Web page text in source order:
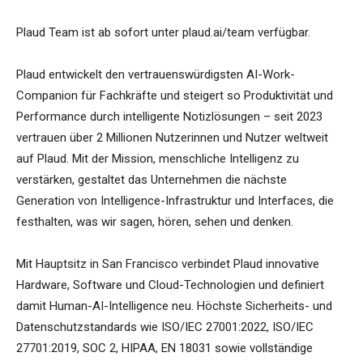
Plaud Team ist ab sofort unter plaud.ai/team verfügbar.
Plaud entwickelt den vertrauenswürdigsten AI-Work-
Companion für Fachkräfte und steigert so Produktivität und
Performance durch intelligente Notizlösungen – seit 2023
vertrauen über 2 Millionen Nutzerinnen und Nutzer weltweit
auf Plaud. Mit der Mission, menschliche Intelligenz zu
verstärken, gestaltet das Unternehmen die nächste
Generation von Intelligence-Infrastruktur und Interfaces, die
festhalten, was wir sagen, hören, sehen und denken.
Mit Hauptsitz in San Francisco verbindet Plaud innovative
Hardware, Software und Cloud-Technologien und definiert
damit Human-AI-Intelligence neu. Höchste Sicherheits- und
Datenschutzstandards wie ISO/IEC 27001:2022, ISO/IEC
27701:2019, SOC 2, HIPAA, EN 18031 sowie vollständige